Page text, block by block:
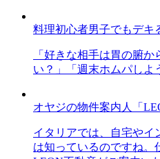
料理初心者男子でもデキ
「好きな相手は胃の腑
い？」「週末ホムパしよ
オヤジの物件案内人「
イタリアでは、自宅やイ
は知っているのですね。